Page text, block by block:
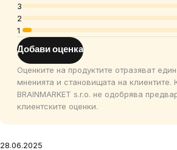
3
2
1
Добави оценка
Оценките на продуктите отразяват
мненията и становищата на клиентите.
BRAINMARKET s.r.o. не одобрява
клиентските оценки.
28.06.2025